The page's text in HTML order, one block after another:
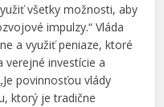
všetky možnosti, aby
impulzy.“ Vláda
a využiť peniaze, ktoré
verejné investície a
povinnosťou vlády
ktorý je tradične